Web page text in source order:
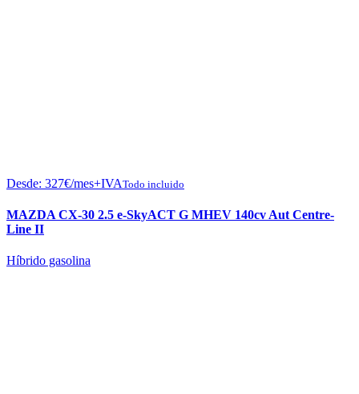
Desde: 327€/mes+IVATodo incluido
MAZDA CX-30 2.5 e-SkyACT G MHEV 140cv Aut Centre-
Line II
Híbrido gasolina